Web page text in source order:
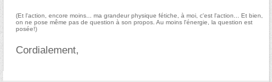
(Et l'action, encore moins... ma grandeur physique fétiche, à moi, c'est l'action... Et bien,
on ne pose même pas de question à son propos. Au moins l'énergie, la question est
posée!)
Cordialement,